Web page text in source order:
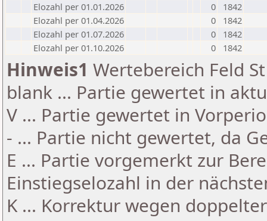
Elozahl per 01.01.2026
0
1842
Elozahl per 01.04.2026
0
1842
Elozahl per 01.07.2026
0
1842
Elozahl per 01.10.2026
0 1842
Hinweis1 Wertebereich Feld
blank ... Partie gewertet in
V ... Partie gewertet in
- ... Partie nicht gewertet, da
E ... Partie vorgemerkt zur
Einstiegselozahl in der
K ... Korrektur wegen